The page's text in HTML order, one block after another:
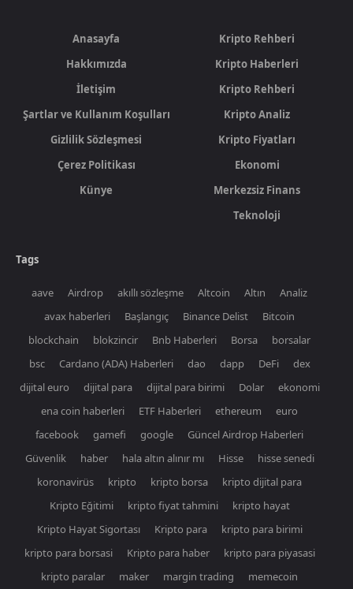
Anasayfa
Hakkımızda
İletişim
Şartlar ve Kullanım Koşulları
Gizlilik Sözleşmesi
Çerez Politikası
Künye
Kripto Rehberi
Kripto Haberleri
Kripto Rehberi
Kripto Analiz
Kripto Fiyatları
Ekonomi
Merkezsiz Finans
Teknoloji
Tags
aave Airdrop akıllı sözleşme Altcoin Altın
Analiz
avax haberleri
Başlangıç Binance Delist
Bitcoin
blockchain
blokzincir Bnb Haberleri Borsa
borsalar
bsc
Cardano (ADA) Haberleri dao dapp DeFi
dex
dijital euro
dijital para dijital para birimi Dolar
ekonomi
ena coin haberleri
ETF Haberleri ethereum
euro
facebook
gamefi google
Güncel Airdrop Haberleri
Güvenlik
haber hala altın alınır mı Hisse
hisse senedi
koronavirüs
kripto kripto borsa
kripto dijital para
Kripto Eğitimi
kripto fiyat tahmini
kripto hayat
Kripto Hayat Sigortası
Kripto para
kripto para birimi
kripto para borsasi
Kripto para haber
kripto para piyasasi
kripto paralar
maker margin trading memecoin